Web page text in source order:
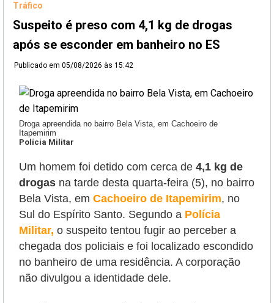
Tráfico
Suspeito é preso com 4,1 kg de drogas
após se esconder em banheiro no ES
Publicado em 05/08/2026 às 15:42
Droga apreendida no bairro Bela Vista, em Cachoeiro de
Itapemirim
Polícia Militar
Um homem foi detido com cerca de 4,1 kg de
drogas na tarde desta quarta-feira (5), no bairro
Bela Vista, em Cachoeiro de Itapemirim, no
Sul do Espírito Santo. Segundo a Polícia
Militar, o suspeito tentou fugir ao perceber a
chegada dos policiais e foi localizado escondido
no banheiro de uma residência. A corporação
não divulgou a identidade dele.